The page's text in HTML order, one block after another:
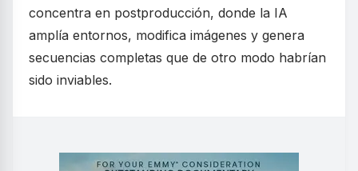
concentra en postproducción, donde la IA
amplía entornos, modifica imágenes y genera
secuencias completas que de otro modo habrían
sido inviables.